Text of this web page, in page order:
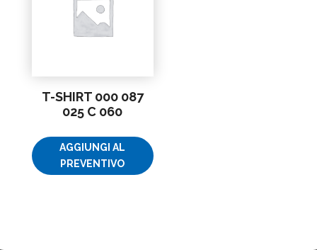
T-SHIRT 000 087
025 C 060
AGGIUNGI AL
PREVENTIVO